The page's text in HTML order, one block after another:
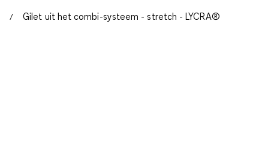
Gilet uit het combi-systeem - stretch - LYCRA®